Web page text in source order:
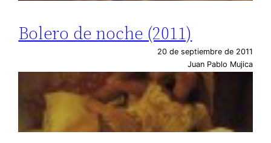
Bolero de noche (2011)
20 de septiembre de 2011
Juan Pablo Mujica